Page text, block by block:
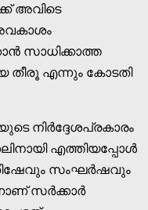
അവിടെ
സാധിക്കാത്ത
എന്നും കോടതി
നിർദ്ദേശപ്രകാരം
എത്തിയപ്പോൾ
സംഘർഷവും
സർക്കാർ